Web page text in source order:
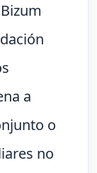
a
o
no